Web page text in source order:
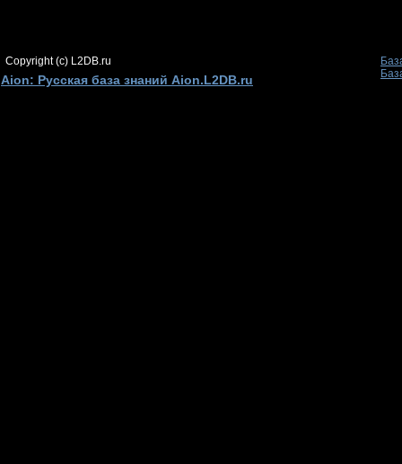
Copyright (c) L2DB.ru
Aion: Русская база знаний Aion.L2DB.ru